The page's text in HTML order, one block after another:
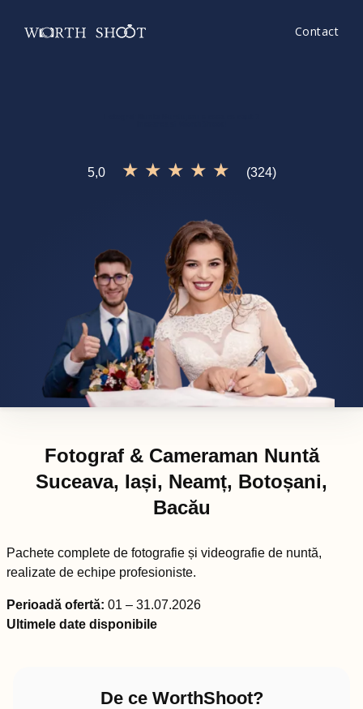
Contact
5,0 ★ ★ ★ ★ ★ (324)
Fotograf & Cameraman Nuntă
Suceava, Iași, Neamț, Botoșani,
Bacău
Pachete complete de fotografie și videografie de nuntă,
realizate de echipe profesioniste.
Perioadă ofertă: 01 – 31.07.2026
Ultimele date disponibile
De ce WorthShoot?